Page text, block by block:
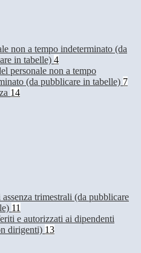
non a tempo indeterminato (da
in tabelle) 4
personale non a tempo
(da pubblicare in tabelle) 7
14
assenza trimestrali (da pubblicare
11
e autorizzati ai dipendenti
dirigenti) 13